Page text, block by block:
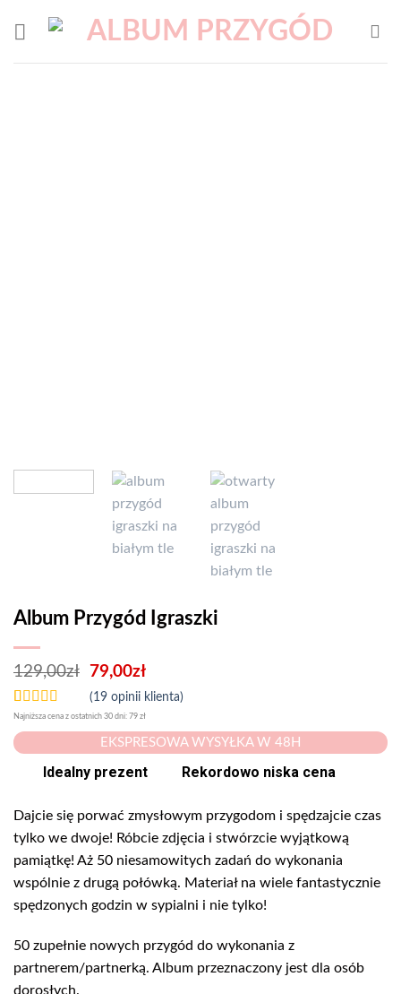
Album Przygód Igraszki
129,00zł 79,00zł
Oceniony
5.00na 5 na
podstawie
19
klientów
(19opinii klienta)
Najniższa cena z ostatnich 30 dni: 79 zł
EKSPRESOWA WYSYŁKA W 48H
Idealny prezent Rekordowo niska cena
Dajcie się porwać zmysłowym przygodom i spędzajcie czas
tylko we dwoje! Róbcie zdjęcia i stwórzcie wyjątkową
pamiątkę! Aż 50 niesamowitych zadań do wykonania
wspólnie z drugą połówką. Materiał na wiele fantastycznie
spędzonych godzin w sypialni i nie tylko!
50 zupełnie nowych przygód do wykonania z
partnerem/partnerką. Album przeznaczony jest dla osób
dorosłych.